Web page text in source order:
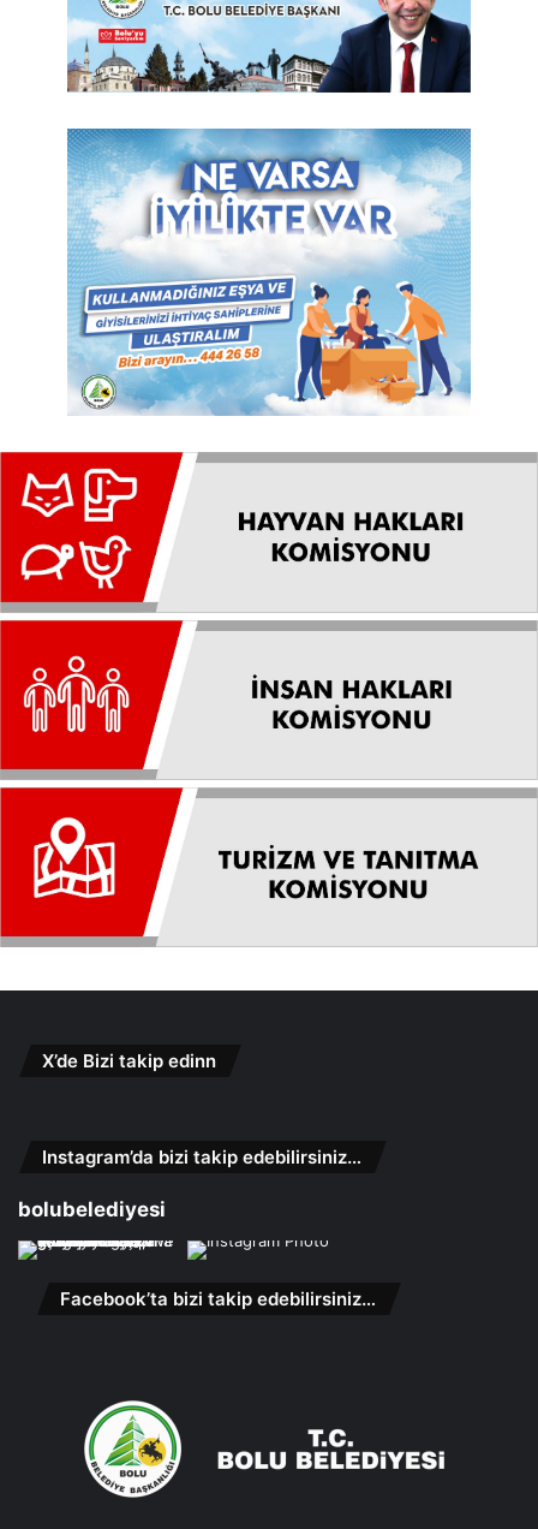
X’de Bizi takip edinn
Instagram’da bizi takip edebilirsiniz…
bolubelediyesi
Facebook’ta bizi takip edebilirsiniz…